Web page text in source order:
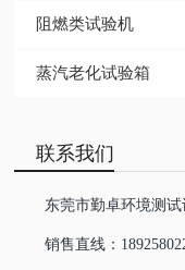
阻燃类试验机
蒸汽老化试验箱
联系我们
东莞市勤卓环境测试
销售直线：